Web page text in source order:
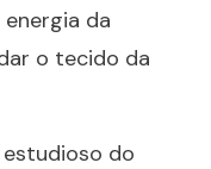
da
o tecido da
do